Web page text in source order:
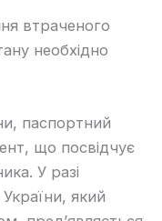
втраченого
необхідно
паспортний
що посвідчує
У разі
який